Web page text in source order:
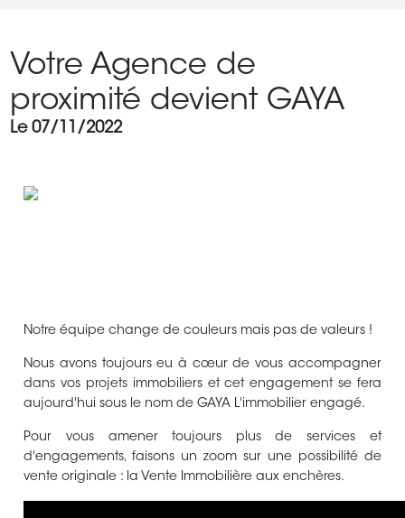
Votre Agence de
proximité devient GAYA
Le 07/11/2022
Notre équipe change de couleurs mais pas de valeurs !
Nous avons toujours eu à cœur de vous accompagner
dans vos projets immobiliers et cet engagement se fera
aujourd'hui sous le nom de GAYA L'immobilier engagé.
Pour vous amener toujours plus de services et
d'engagements, faisons un zoom sur une possibilité de
vente originale : la Vente Immobilière aux enchères.